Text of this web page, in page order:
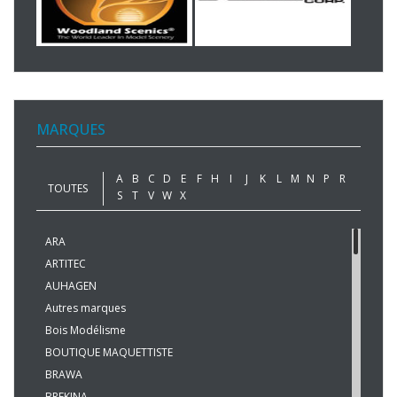
MARQUES
TOUTES
A B C D E F H I J K L M N P
R
S
T V W X
ARA
ARTITEC
AUHAGEN
Autres marques
Bois Modélisme
BOUTIQUE MAQUETTISTE
BRAWA